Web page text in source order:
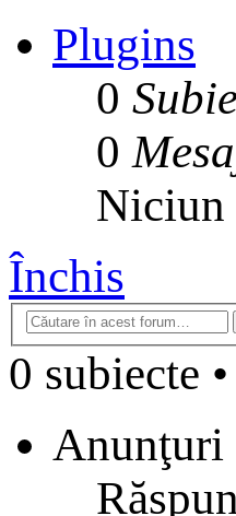
Plugins
0
0
Niciun
Închis
0 subiecte •
Anunţuri